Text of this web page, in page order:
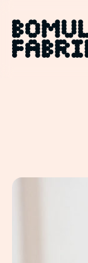
innholdet